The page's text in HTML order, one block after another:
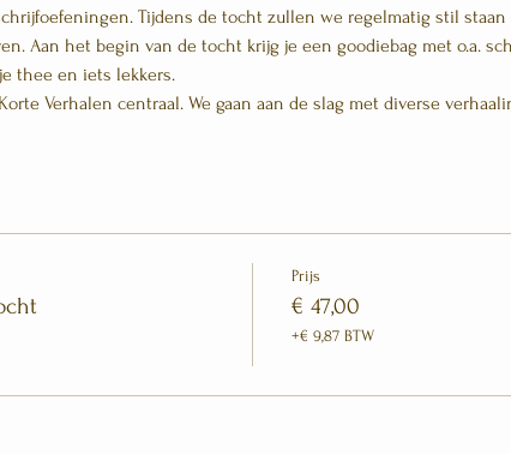
Tijdens de tocht zullen we regelmatig stil staan
Aan het begin van de tocht krijg je een goodiebag met o.a.
thee en iets lekkers.
Verhalen centraal. We gaan aan de slag met diverse
Prijs
€ 47,00
+€ 9,87 BTW